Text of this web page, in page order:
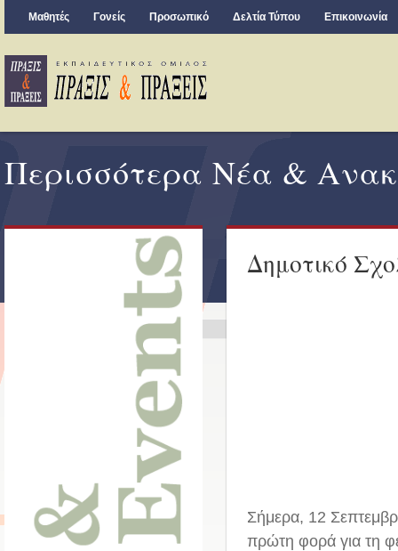
Μαθητές Γονείς Προσωπικό Δελτία Τύπου Επικοινωνία
Περισσότερα Νέα &
Δημοτικό
Σήμερα, 12
πρώτη φορά για τη